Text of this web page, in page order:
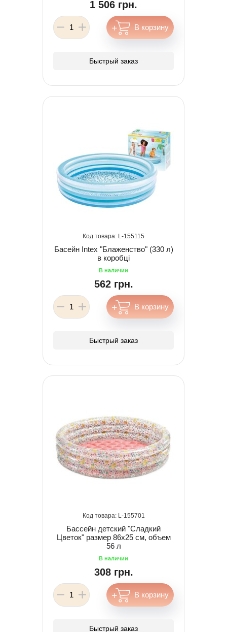
1 506 грн.
Быстрый заказ
155115
Басейн Intex "Блаженство" (330 л)
в коробці
562 грн.
Быстрый заказ
155701
Бассейн детский "Сладкий
Цветок" размер 86x25 см, объем
56 л
308 грн.
Быстрый заказ